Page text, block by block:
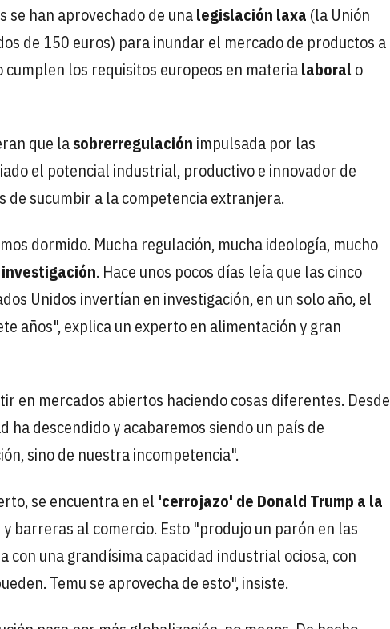
se han aprovechado de unalegislación laxa (la Unión
de 150 euros) para inundar el mercado de productos a
los requisitos europeos en materialaboralo
que lasobrerregulación impulsada por las
el potencial industrial, productivo e innovador de
de sucumbir a la competencia extranjera.
dormido. Mucha regulación, mucha ideología, mucho
. Hace unos pocos días leía que las cinco
Unidos invertían en investigación, en un solo año, el
años", explica un experto en alimentación y gran
en mercados abiertos haciendo cosas diferentes. Desde
ha descendido y acabaremos siendo un país de
sino de nuestra incompetencia".
se encuentra en el 'cerrojazo' de Donald Trump a la
barreras al comercio. Esto "produjo un parón en las
con una grandísima capacidad industrial ociosa, con
Temu se aprovecha de esto", insiste.